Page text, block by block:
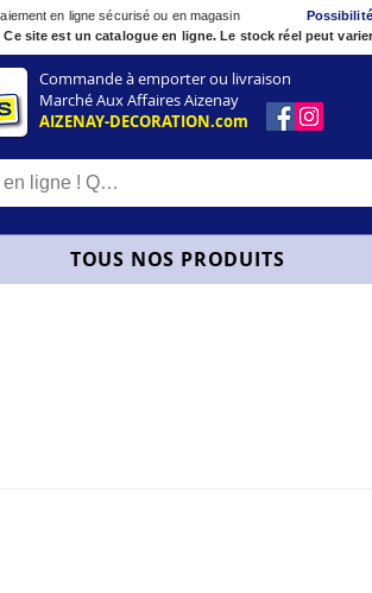
en ligne sécurisé ou en magasin
site est un catalogue en ligne. Le stock réel peut
Commande à emporter ou livraison
Marché Aux Affaires Aizenay
AIZENAY-DECORATION.com
TOUS NOS PRODUITS